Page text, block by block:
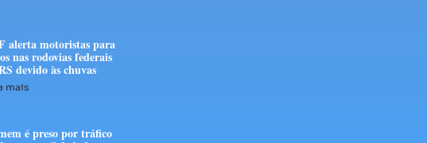
alerta motoristas para
nas rodovias federais
devido às chuvas
mais
é preso por tráfico